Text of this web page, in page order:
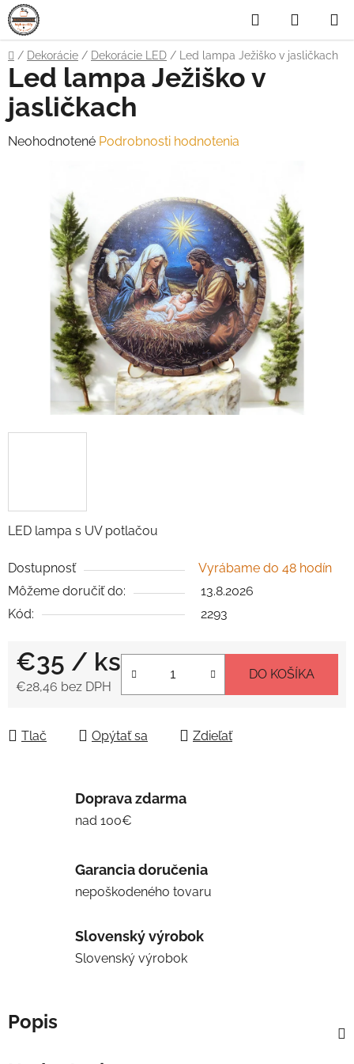
Prejsť
na
obsah
Hľadať
KOŠÍK
Domov
/ Dekorácie / Dekorácie LED / Led lampa Ježiško v jasličkach
LED lampa s UV potlačou
Dostupnosť
Vyrábame do 48 hodín
Môžeme doručiť do:
13.8.2026
Kód:
2293
€35 / ks
€28,46 bez DPH
DO KOŠÍKA
Tlač Opýtať sa Zdieľať
Led lampa Ježiško v
jasličkach
Priemerné
hviezdičiek.
Neohodnotené Podrobnosti hodnotenia
Doprava zdarma
nad 100€
Garancia doručenia
nepoškodeného tovaru
Slovenský výrobok
Slovenský výrobok
Popis